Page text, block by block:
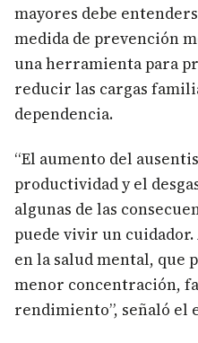
mayores debe
medida de prevención
una herramienta para
reducir las cargas
dependencia.
“El aumento del
productividad y el
algunas de las
puede vivir un cuidador.
en la salud mental, que
menor concentración,
rendimiento”, señaló el